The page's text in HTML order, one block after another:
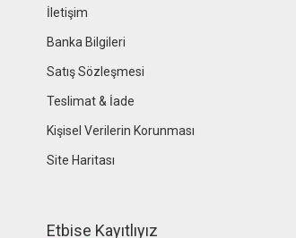
İletişim
Banka Bilgileri
Satış Sözleşmesi
Teslimat & İade
Kişisel Verilerin Korunması
Site Haritası
Etbise Kayıtlıyız